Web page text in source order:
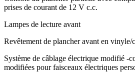
prises de courant de 12 V c.c.
Lampes de lecture avant
Revêtement de plancher avant en vinyle/
Système de câblage électrique modifié -
modifiées pour faisceaux électriques